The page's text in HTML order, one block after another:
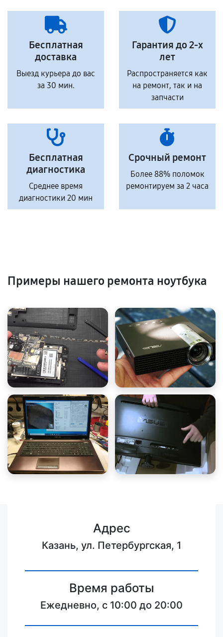
Бесплатная
доставка
Выезд курьера до вас
за 30 мин.
Гарантия до 2-х
лет
Распространяется как
на ремонт, так и на
запчасти
Бесплатная
диагностика
Среднее время
диагностики 20 мин
Срочный ремонт
Более 88% поломок
ремонтируем за 2 часа
Примеры нашего ремонта ноутбука
Адрес
Казань, ул. Петербургская, 1
Время работы
Ежедневно, с 10:00 до 20:00